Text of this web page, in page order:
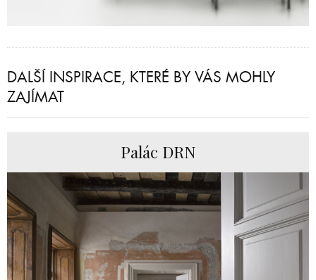
DALŠÍ INSPIRACE, KTERÉ BY VÁS MOHLY
ZAJÍMAT
Palác DRN